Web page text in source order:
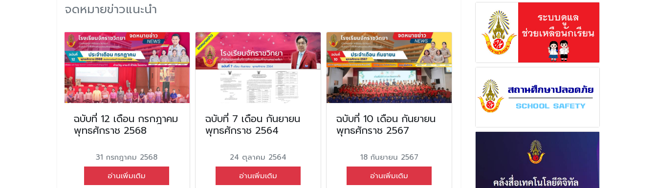
จดหมายข่าวแนะนำ
ฉบับที่ 12 เดือน กรกฎาคม
พุทธศักราช 2568
31 กรกฎาคม 2568
อ่านเพิ่มเติม
ฉบับที่ 7 เดือน กันยายน
พุทธศักราช 2564
24 ตุลาคม 2564
อ่านเพิ่มเติม
ฉบับที่ 10 เดือน กันยายน
พุทธศักราช 2567
18 กันยายน 2567
อ่านเพิ่มเติม
พุทธศักราช 2566
27 ธันวาคม 2566
อ่านเพิ่มเติม
พุทธศักราช